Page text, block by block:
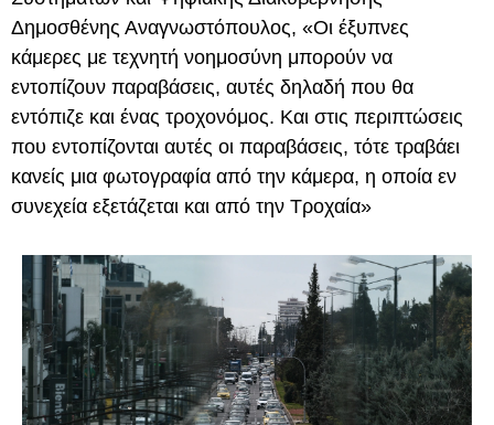
Δημοσθένης Αναγνωστόπουλος, «Οι έξυπνες
κάμερες με τεχνητή νοημοσύνη μπορούν να
εντοπίζουν παραβάσεις, αυτές δηλαδή που θα
εντόπιζε και ένας τροχονόμος. Και στις περιπτώσεις
που εντοπίζονται αυτές οι παραβάσεις, τότε τραβάει
κανείς μια φωτογραφία από την κάμερα, η οποία εν
συνεχεία εξετάζεται και από την Τροχαία»